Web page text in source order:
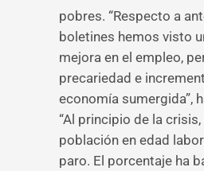
pobres. “Respecto a
boletines hemos visto
mejora en el empleo,
precariedad e
economía sumergida”,
“Al principio de la crisis,
población en edad
paro. El porcentaje ha